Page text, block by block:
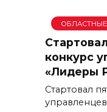
конкурс
«Лидеры
Стартовал